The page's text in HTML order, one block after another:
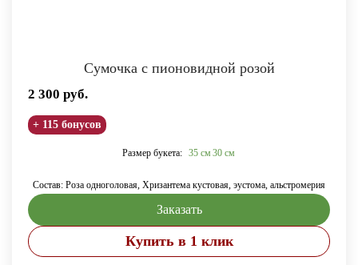
Сумочка с пионовидной розой
2 300 руб.
+ 115 бонусов
Размер букета: 35 см 30 см
Состав: Роза одноголовая, Хризантема кустовая, эустома, альстромерия
Заказать
Купить в 1 клик